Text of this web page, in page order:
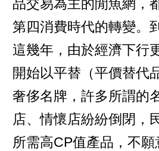
品交易為主的閒魚網，
第四消費時代的轉變。
這幾年，由於經濟下行
開始以平替（平價替代
奢侈名牌，許多所謂的
店、情懷店紛紛倒閉，
所需高CP值產品，不